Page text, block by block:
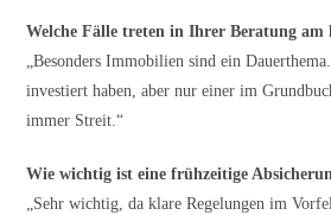
Welche Fälle treten in Ihrer Beratung am
„Besonders Immobilien sind ein
investiert haben, aber nur einer im
immer Streit.“
Wie wichtig ist eine frühzeitige
„Sehr wichtig, da klare Regelungen im